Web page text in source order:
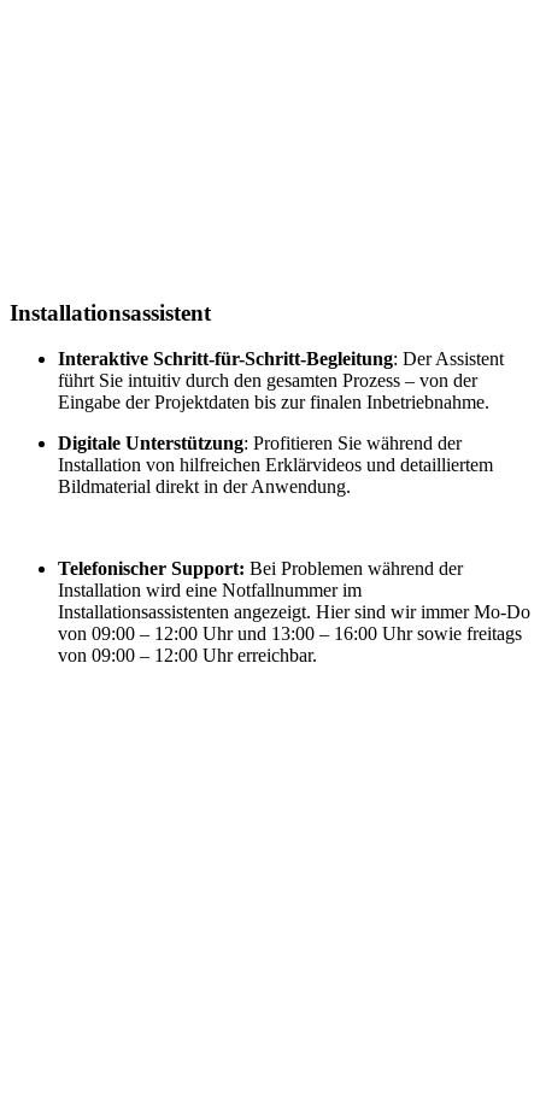
Installation­sassistent
Interaktive Schritt-für-Schritt-Begleitung: Der Assistent
führt Sie intuitiv durch den gesamten Prozess – von der
Eingabe der Projektdaten bis zur finalen Inbetriebnahme.
Digitale Unterstützung: Profitieren Sie während der
Installation von hilfreichen Erklärvideos und detailliertem
Bildmaterial direkt in der Anwendung.
Telefonischer Support: Bei Problemen während der
Installation wird eine Notfallnummer im
Installationsassistenten angezeigt. Hier sind wir immer Mo-Do
von 09:00 – 12:00 Uhr und 13:00 – 16:00 Uhr sowie freitags
von 09:00 – 12:00 Uhr erreichbar.